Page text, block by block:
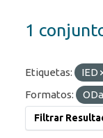
1
Etiquetas: IED
Formatos:
Filtrar